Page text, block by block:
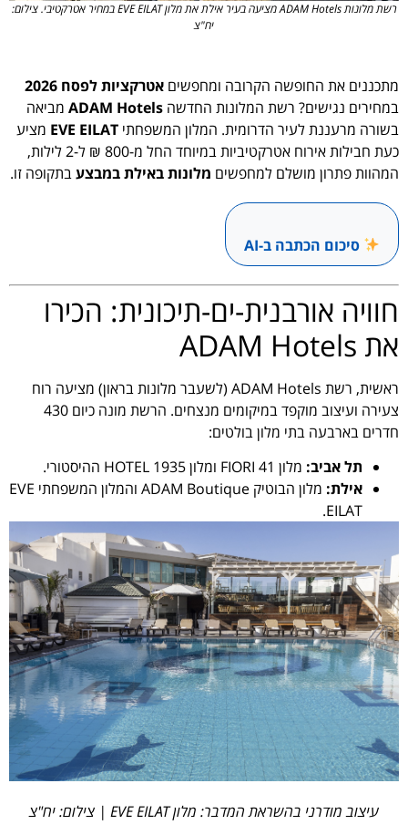
רשת מלונות ADAM Hotels מציעה בעיר אילת את מלון EVE EILAT במחיר אטרקטיבי. צילום:
יח"צ
מתכננים את החופשה הקרובה ומחפשים אטרקציות לפסח 2026
במחירים נגישים? רשת המלונות החדשה ADAM Hotels מביאה
בשורה מרעננת לעיר הדרומית. המלון המשפחתי EVE EILAT מציע
כעת חבילות אירוח אטרקטיביות במיוחד החל מ-800 ₪ ל-2 לילות,
המהוות פתרון מושלם למחפשים מלונות באילת במבצעבתקופה זו.
סיכום הכתבה ב-AI
חוויה אורבנית-ים-תיכונית: הכירו
את ADAM Hotels
ראשית, רשת ADAM Hotels (לשעבר מלונות בראון) מציעה רוח
צעירה ועיצוב מוקפד במיקומים מנצחים. הרשת מונה כיום 430
חדרים בארבעה בתי מלון בולטים:
תל אביב: מלון FIORI 41 ומלון HOTEL 1935 ההיסטורי.
אילת:
מלון הבוטיק ADAM Boutique והמלון המשפחתי EVE
EILAT.
עיצוב מודרני בהשראת המדבר: מלון EVE EILAT | צילום: יח"צ